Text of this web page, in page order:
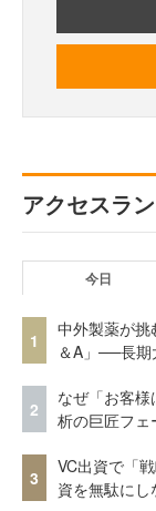
アクセスラ
今日
1
中外製薬が挑
＆A」──長期
2
なぜ「お客
析の巨匠フェ
3
VC出資で「
資を無駄にし